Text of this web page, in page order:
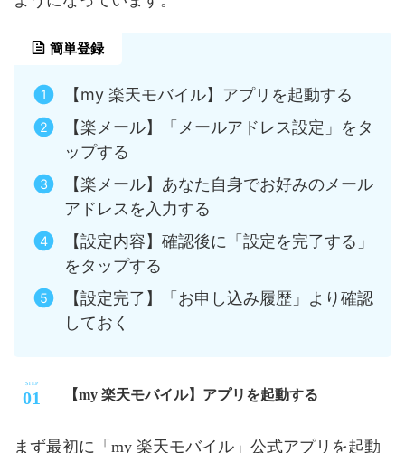
簡単登録
【my 楽天モバイル】アプリを起動する
【楽メール】「メールアドレス設定」をタ
ップする
【楽メール】あなた自身でお好みのメール
アドレスを入力する
【設定内容】確認後に「設定を完了する」
をタップする
【設定完了】「お申し込み履歴」より確認
しておく
【my 楽天モバイル】アプリを起動する
まず最初に「my 楽天モバイル」公式アプリを起動